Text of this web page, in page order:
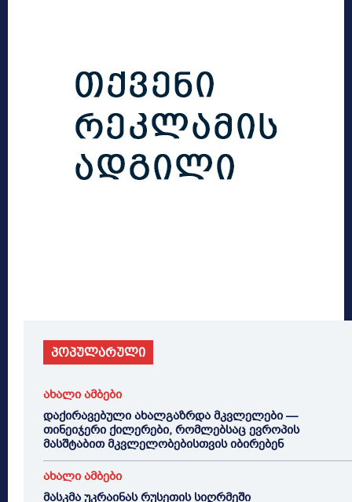
პოპულარული
ახალი ამბები
დაქირავებული ახალგაზრდა მკვლელები —
თინეიჯერი ქილერები, რომლებსაც ევროპის
მასშტაბით მკვლელობებისთვის იბირებენ
ახალი ამბები
მასკმა უკრაინას რუსეთის სიღრმეში